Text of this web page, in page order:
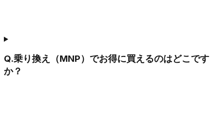
Q.乗り換え（MNP）でお得に買えるのはどこです
か？